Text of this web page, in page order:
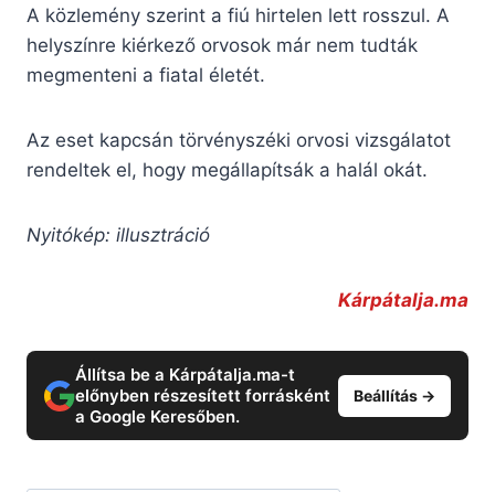
A közlemény szerint a fiú hirtelen lett rosszul. A
helyszínre kiérkező orvosok már nem tudták
megmenteni a fiatal életét.
Az eset kapcsán törvényszéki orvosi vizsgálatot
rendeltek el, hogy megállapítsák a halál okát.
Nyitókép: illusztráció
Kárpátalja.ma
Állítsa be a Kárpátalja.ma-t
előnyben részesített forrásként
a Google Keresőben.
Beállítás →